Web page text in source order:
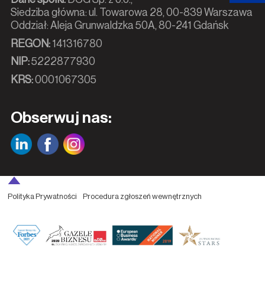
Siedziba główna: ul. Towarowa 28, 00-839 Warszawa
Oddział: Aleja Grunwaldzka 50A, 80-241 Gdańsk
REGON:141316780
NIP:5222877930
KRS:0001067305
Obserwuj nas:
Polityka Prywatności Procedura zgłoszeń wewnętrznych